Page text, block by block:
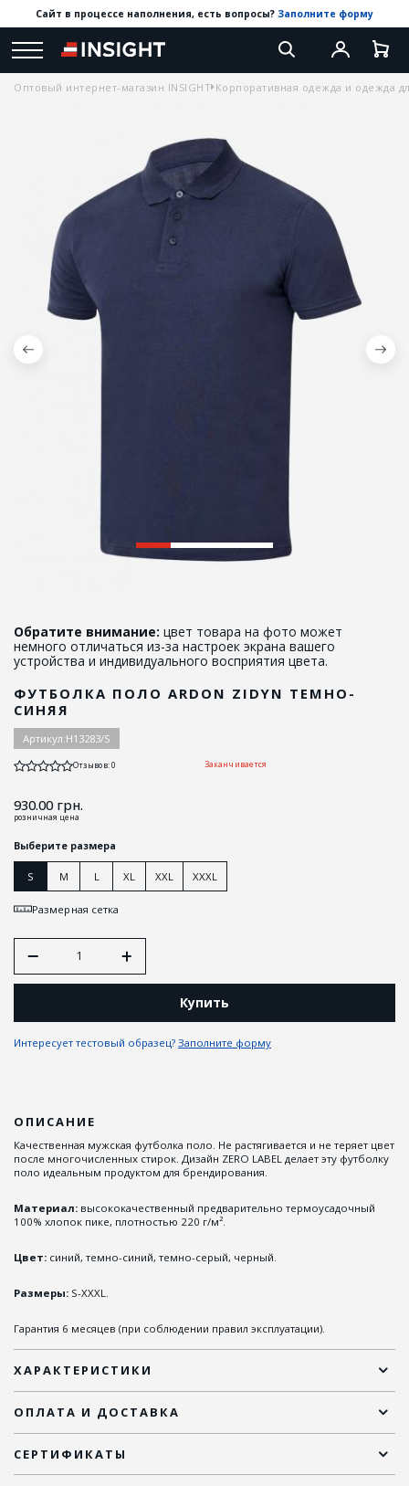
Сайт в процессе наполнения, есть вопросы? Заполните форму
Оптовый интернет-магазин INSIGHT Корпоративная одежда и одежда
Обратите внимание: цвет товара на фото может
немного отличаться из-за настроек экрана вашего
устройства и индивидуального восприятия цвета.
ФУТБОЛКА ПОЛО ARDON ZIDYN ТЕМНО-
СИНЯЯ
Артикул:H13283/S
Отзывов: 0 Заканчивается
930.00грн.
розничная цена
Выберите размера
S M L XL XXL XXXL
Размерная сетка
Купить
Интересует тестовый образец? Заполните форму
ОПИСАНИЕ
Качественная мужская футболка поло. Не растягивается и не теряет цвет
после многочисленных стирок. Дизайн ZERO LABEL делает эту футболку
поло идеальным продуктом для брендирования.
Материал: высококачественный предварительно термоусадочный
100% хлопок пике, плотностью 220 г/м².
Цвет: синий, темно-синий, темно-серый, черный.
Размеры: S-XXXL.
Гарантия 6 месяцев (при соблюдении правил эксплуатации).
ХАРАКТЕРИСТИКИ
ОПЛАТА И ДОСТАВКА
СЕРТИФИКАТЫ